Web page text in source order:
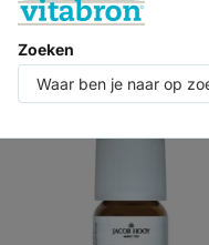
Zoeken
Producten (1)